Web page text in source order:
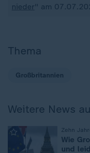
nieder" am
Thema
Großbritannien
Weitere News
Zehn
Wie
und